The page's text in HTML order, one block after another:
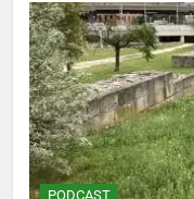
PODCAST